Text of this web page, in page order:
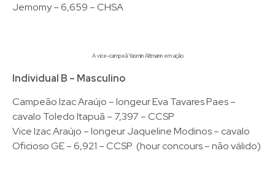
Jemomy – 6,659 – CHSA
A vice-campeã Yasmin Altmann em ação
Individual B – Masculino
Campeão Izac Araújo – longeur Eva Tavares Paes –
cavalo Toledo Itapuã – 7,397 – CCSP
Vice Izac Araújo – longeur Jaqueline Modinos – cavalo
Oficioso GE – 6,921 – CCSP (hour concours – não válido)